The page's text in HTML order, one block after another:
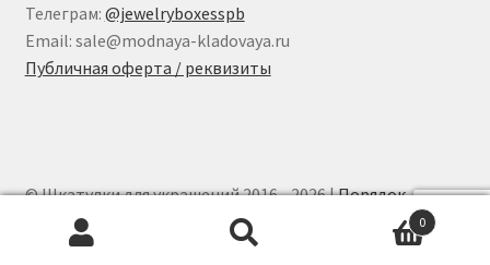
Телеграм: @jewelryboxesspb
Email: sale@modnaya-kladovaya.ru
Публичная оферта / реквизиты
© Шкатулки для украшений 2016 - 2026 |Порядок
обработки персональных данных
0